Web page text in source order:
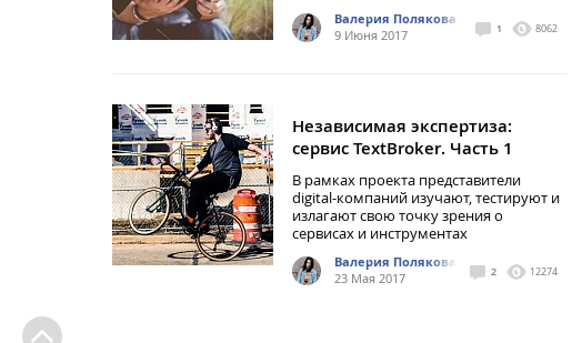
Валерия Полякова
9 Июня 2017
1 8062
Независимая экспертиза:
сервис TextBroker. Часть 1
В рамках проекта представители
digital-компаний изучают, тестируют и
излагают свою точку зрения о
сервисах и инструментах
Валерия Полякова
23 Мая 2017
2 12274